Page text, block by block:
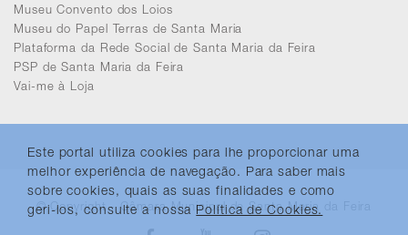
Este portal utiliza cookies para lhe proporcionar uma
melhor experiência de navegação. Para saber mais
sobre cookies, quais as suas finalidades e como
geri-los, consulte a nossa Política de Cookies.
Museu Convento dos Loios
Museu do Papel Terras de Santa Maria
Plataforma da Rede Social de Santa Maria da Feira
PSP de Santa Maria da Feira
Vai-me à Loja
© Copyright - Câmara Municipal de Santa Maria da Feira